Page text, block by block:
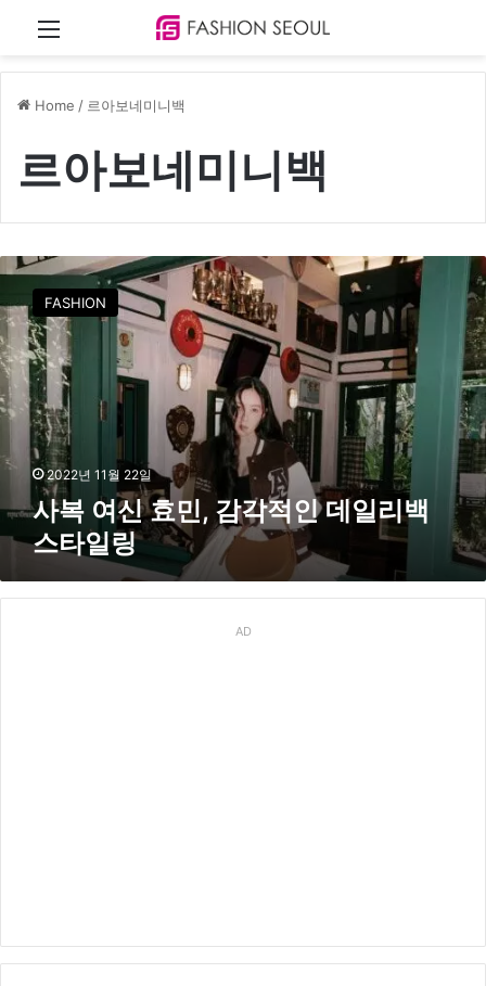
Home / 르아보네미니백
르아보네미니백
여
신
효
민
,
적
데
일
백
FASHION
2022년 11월 22일
사복 여신 효민, 감각적인 데일리백
스타일링
AD